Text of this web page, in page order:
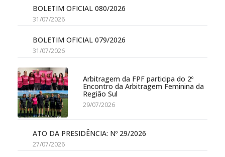
BOLETIM OFICIAL 080/2026
31/07/2026
BOLETIM OFICIAL 079/2026
31/07/2026
Arbitragem da FPF participa do 2º
Encontro da Arbitragem Feminina da
Região Sul
29/07/2026
ATO DA PRESIDÊNCIA: Nº 29/2026
27/07/2026